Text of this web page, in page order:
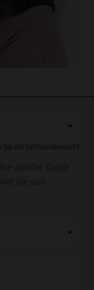
Sie die Größenübersicht
übliche Größe
Sie sich